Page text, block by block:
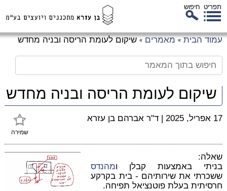
תפריט חיפוש
עמוד הבית » מאמרים » שיקום לעומת הריסה ובניה מחדש
שיקום לעומת הריסה ובניה מחדש
שמירה
17 אפריל, 2025 | ד"ר אברהם בן עזרא
שאלה:
בניתי באמצעות קבלן ומהנדס
ששכרתי את שירותיהם - בית בקרקע
חרסיתית בעלת פוטנציאל תפיחה.